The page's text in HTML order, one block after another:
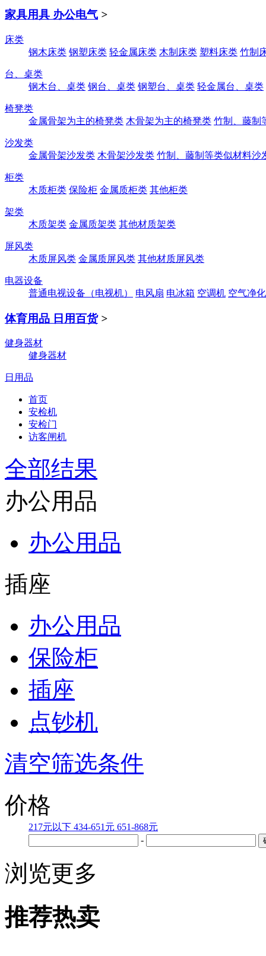
家具用具 办公电气 >
床类
钢木床类 钢塑床类 轻金属床类 木制床类 塑料床类 竹制
台、桌类
钢木台、桌类 钢台、桌类 钢塑台、桌类 轻金属台、桌类
椅凳类
金属骨架为主的椅凳类 木骨架为主的椅凳类 竹制、藤制
沙发类
金属骨架沙发类 木骨架沙发类 竹制、藤制等类似材料沙
柜类
木质柜类 保险柜 金属质柜类 其他柜类
架类
木质架类 金属质架类 其他材质架类
屏风类
木质屏风类 金属质屏风类 其他材质屏风类
电器设备
普通电视设备（电视机）
电风扇 电冰箱 空调机 空气净
体育用品 日用百货 >
健身器材
健身器材
日用品
首页
安检机
安检门
访客闸机
全部结果
办公用品
办公用品
插座
办公用品
保险柜
插座
点钞机
清空筛选条件
价格
217元以下 434-651元 651-868元
-
浏览更多
推荐热卖